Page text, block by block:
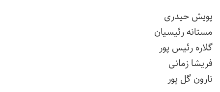
پویش حیدری
مستانه رئیسیان
گلاره رئیس پور
فریشا زمانی
نارون گل پور